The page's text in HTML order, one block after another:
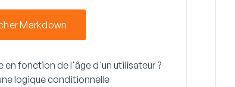
Markdown
fonction de l'âge d'un utilisateur ?
logique conditionnelle